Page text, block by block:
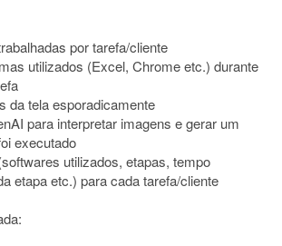
por tarefa/cliente
utilizados (Excel, Chrome etc.) durante
da tela esporadicamente
para interpretar imagens e gerar um
executado
utilizados, etapas, tempo
etapa etc.) para cada tarefa/cliente